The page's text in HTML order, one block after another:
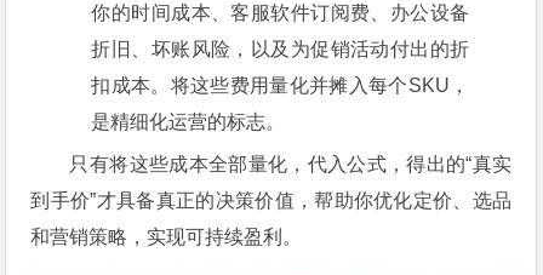
你的时间成本、客服软件订阅费、办公设备
折旧、坏账风险，以及为促销活动付出的折
扣成本。将这些费用量化并摊入每个SKU，
是精细化运营的标志。
只有将这些成本全部量化，代入公式，得出的“真实
到手价”才具备真正的决策价值，帮助你优化定价、选品
和营销策略，实现可持续盈利。